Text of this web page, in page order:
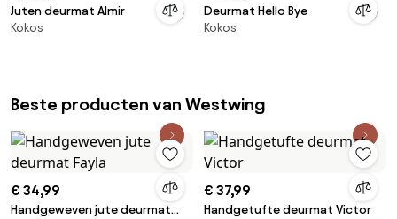
Juten deurmat Almir
Kokos
Deurmat Hello Bye
Kokos
Beste producten van Westwing
€ 34,99
Handgeweven jute deurmat
€ 37,99
Handgetufte deurmat Victor